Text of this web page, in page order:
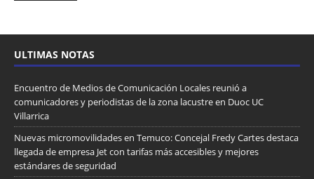
ULTIMAS NOTAS
Encuentro de Medios de Comunicación Locales reunió a
comunicadores y periodistas de la zona lacustre en Duoc UC
Villarrica
Nuevas micromovilidades en Temuco: Concejal Fredy Cartes destaca
llegada de empresa Jet con tarifas más accesibles y mejores
estándares de seguridad